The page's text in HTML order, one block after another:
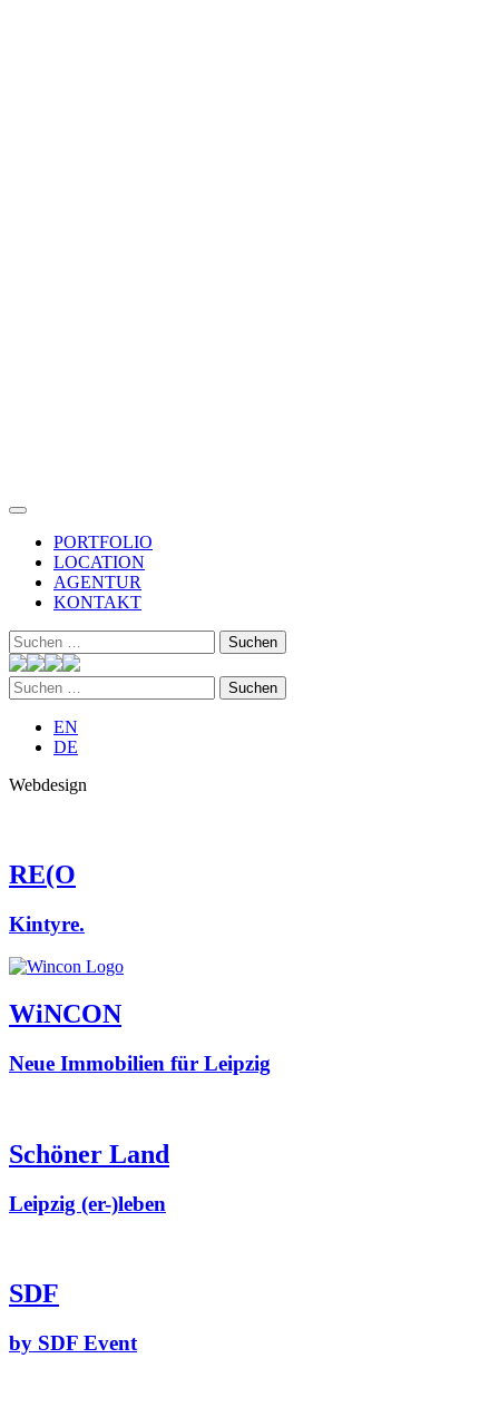
PORTFOLIO
LOCATION
AGENTUR
KONTAKT
Suchen
nach:
Suchen
nach:
EN
DE
Webdesign
RE(O
Kintyre.
WiNCON
Neue Immobilien für Leipzig
Schöner Land
Leipzig (er-)leben
SDF
by SDF Event